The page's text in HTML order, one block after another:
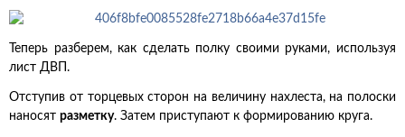
Теперь разберем, как сделать полку своими руками, используя
лист ДВП.
Отступив от торцевых сторон на величину нахлеста, на полоски
наносят разметку. Затем приступают к формированию круга.